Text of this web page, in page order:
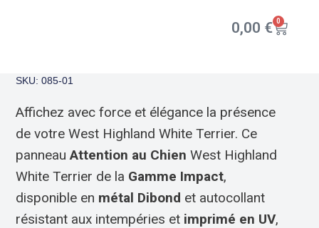
0,00 € 0
SKU: 085-01
Affichez avec force et élégance la présence
de votre West Highland White Terrier. Ce
panneauAttention au Chien West Highland
White Terrier de la Gamme Impact,
disponible en métal Dibond et autocollant
résistant aux intempéries et imprimé en UV,